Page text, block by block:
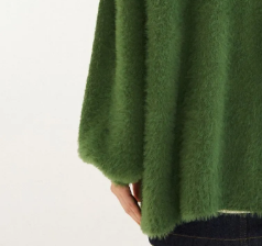
Meia
Necessaire
Óculos de sol